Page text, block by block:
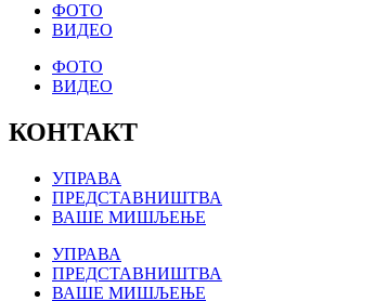
ФОТО
ВИДЕО
ФОТО
ВИДЕО
КОНТАКТ
УПРАВА
ПРЕДСТАВНИШТВА
ВАШЕ МИШЉЕЊЕ
УПРАВА
ПРЕДСТАВНИШТВА
ВАШЕ МИШЉЕЊЕ